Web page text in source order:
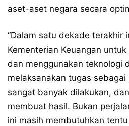
aset-aset negara secara
“Dalam satu dekade terakhir
Kementerian Keuangan
dan menggunakan teknologi
melaksanakan tugas
sangat banyak dilakukan,
membuat hasil. Bukan
ini masih membutuhkan